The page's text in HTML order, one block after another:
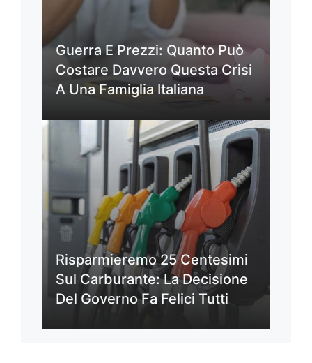
Guerra E Prezzi: Quanto Può
Costare Davvero Questa Crisi
A Una Famiglia Italiana
Risparmieremo 25 Centesimi
Sul Carburante: La Decisione
Del Governo Fa Felici Tutti